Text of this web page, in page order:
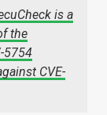
is a
the
5754
CVE-